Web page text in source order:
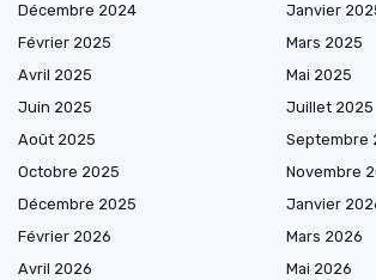
Décembre 2024
Janvier
Février 2025
Mars 2025
Avril 2025
Mai 2025
Juin 2025
Juillet 2025
Août 2025
Septembre
Octobre 2025
Novembre
Décembre 2025
Janvier
Février 2026
Mars 2026
Avril 2026
Mai 2026